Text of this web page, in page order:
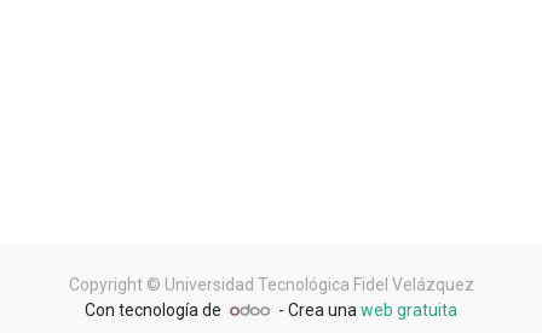
Copyright © Universidad Tecnológica Fidel Velázquez
Con tecnología de
- Crea una web gratuita